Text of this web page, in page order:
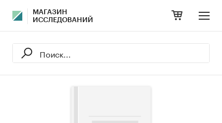
МАГАЗИН
ИССЛЕДОВАНИЙ